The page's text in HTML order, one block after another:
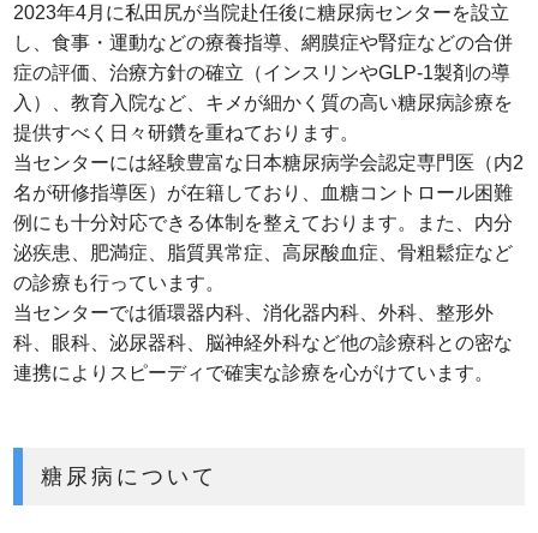
2023年4月に私田尻が当院赴任後に糖尿病センターを設立
し、食事・運動などの療養指導、網膜症や腎症などの合併
症の評価、治療方針の確立（インスリンやGLP-1製剤の導
入）、教育入院など、キメが細かく質の高い糖尿病診療を
提供すべく日々研鑽を重ねております。
当センターには経験豊富な日本糖尿病学会認定専門医（内2
名が研修指導医）が在籍しており、血糖コントロール困難
例にも十分対応できる体制を整えております。また、内分
泌疾患、肥満症、脂質異常症、高尿酸血症、骨粗鬆症など
の診療も行っています。
当センターでは循環器内科、消化器内科、外科、整形外
科、眼科、泌尿器科、脳神経外科など他の診療科との密な
連携によりスピーディで確実な診療を心がけています。
糖尿病について